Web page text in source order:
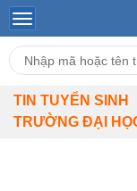
TIN TUYỂN SINH
TRƯỜNG ĐẠI